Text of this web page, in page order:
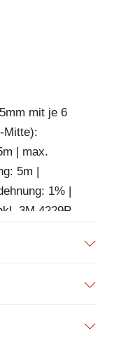
mit je 6
Mitte):
| max.
5m |
1% |
3M 4229P
ablösen!